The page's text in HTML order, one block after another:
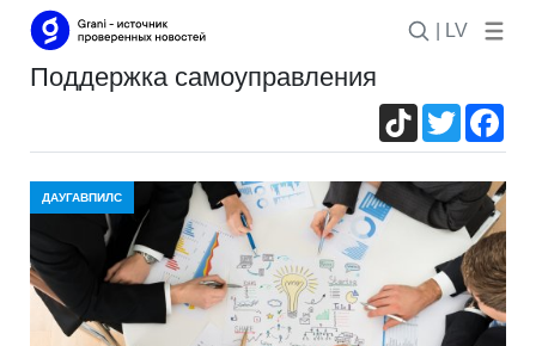
| LV
поддержка самоуправления
TikTokTwitter
ДАУГАВПИЛС